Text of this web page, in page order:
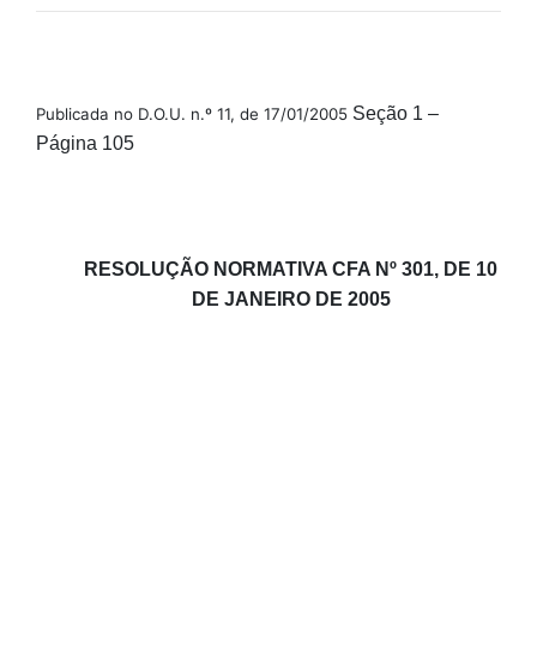
Publicada no D.O.U. n.º 11, de 17/01/2005 Seção 1 –
Página 105
RESOLUÇÃO NORMATIVA CFA Nº 301, DE 10
DE JANEIRO DE 2005